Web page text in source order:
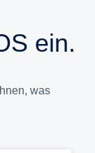
ein.
was